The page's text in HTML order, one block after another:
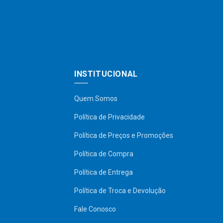
INSTITUCIONAL
Quem Somos
Política de Privacidade
Política de Preços e Promoções
Política de Compra
Política de Entrega
Política de Troca e Devolução
Fale Conosco